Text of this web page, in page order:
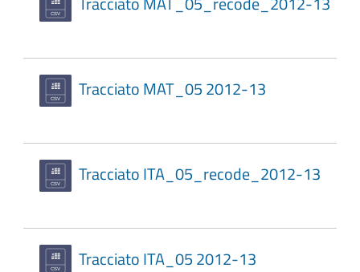
Tracciato MAT_05 2012-13
Tracciato ITA_05_recode_2012-13
Tracciato ITA_05 2012-13